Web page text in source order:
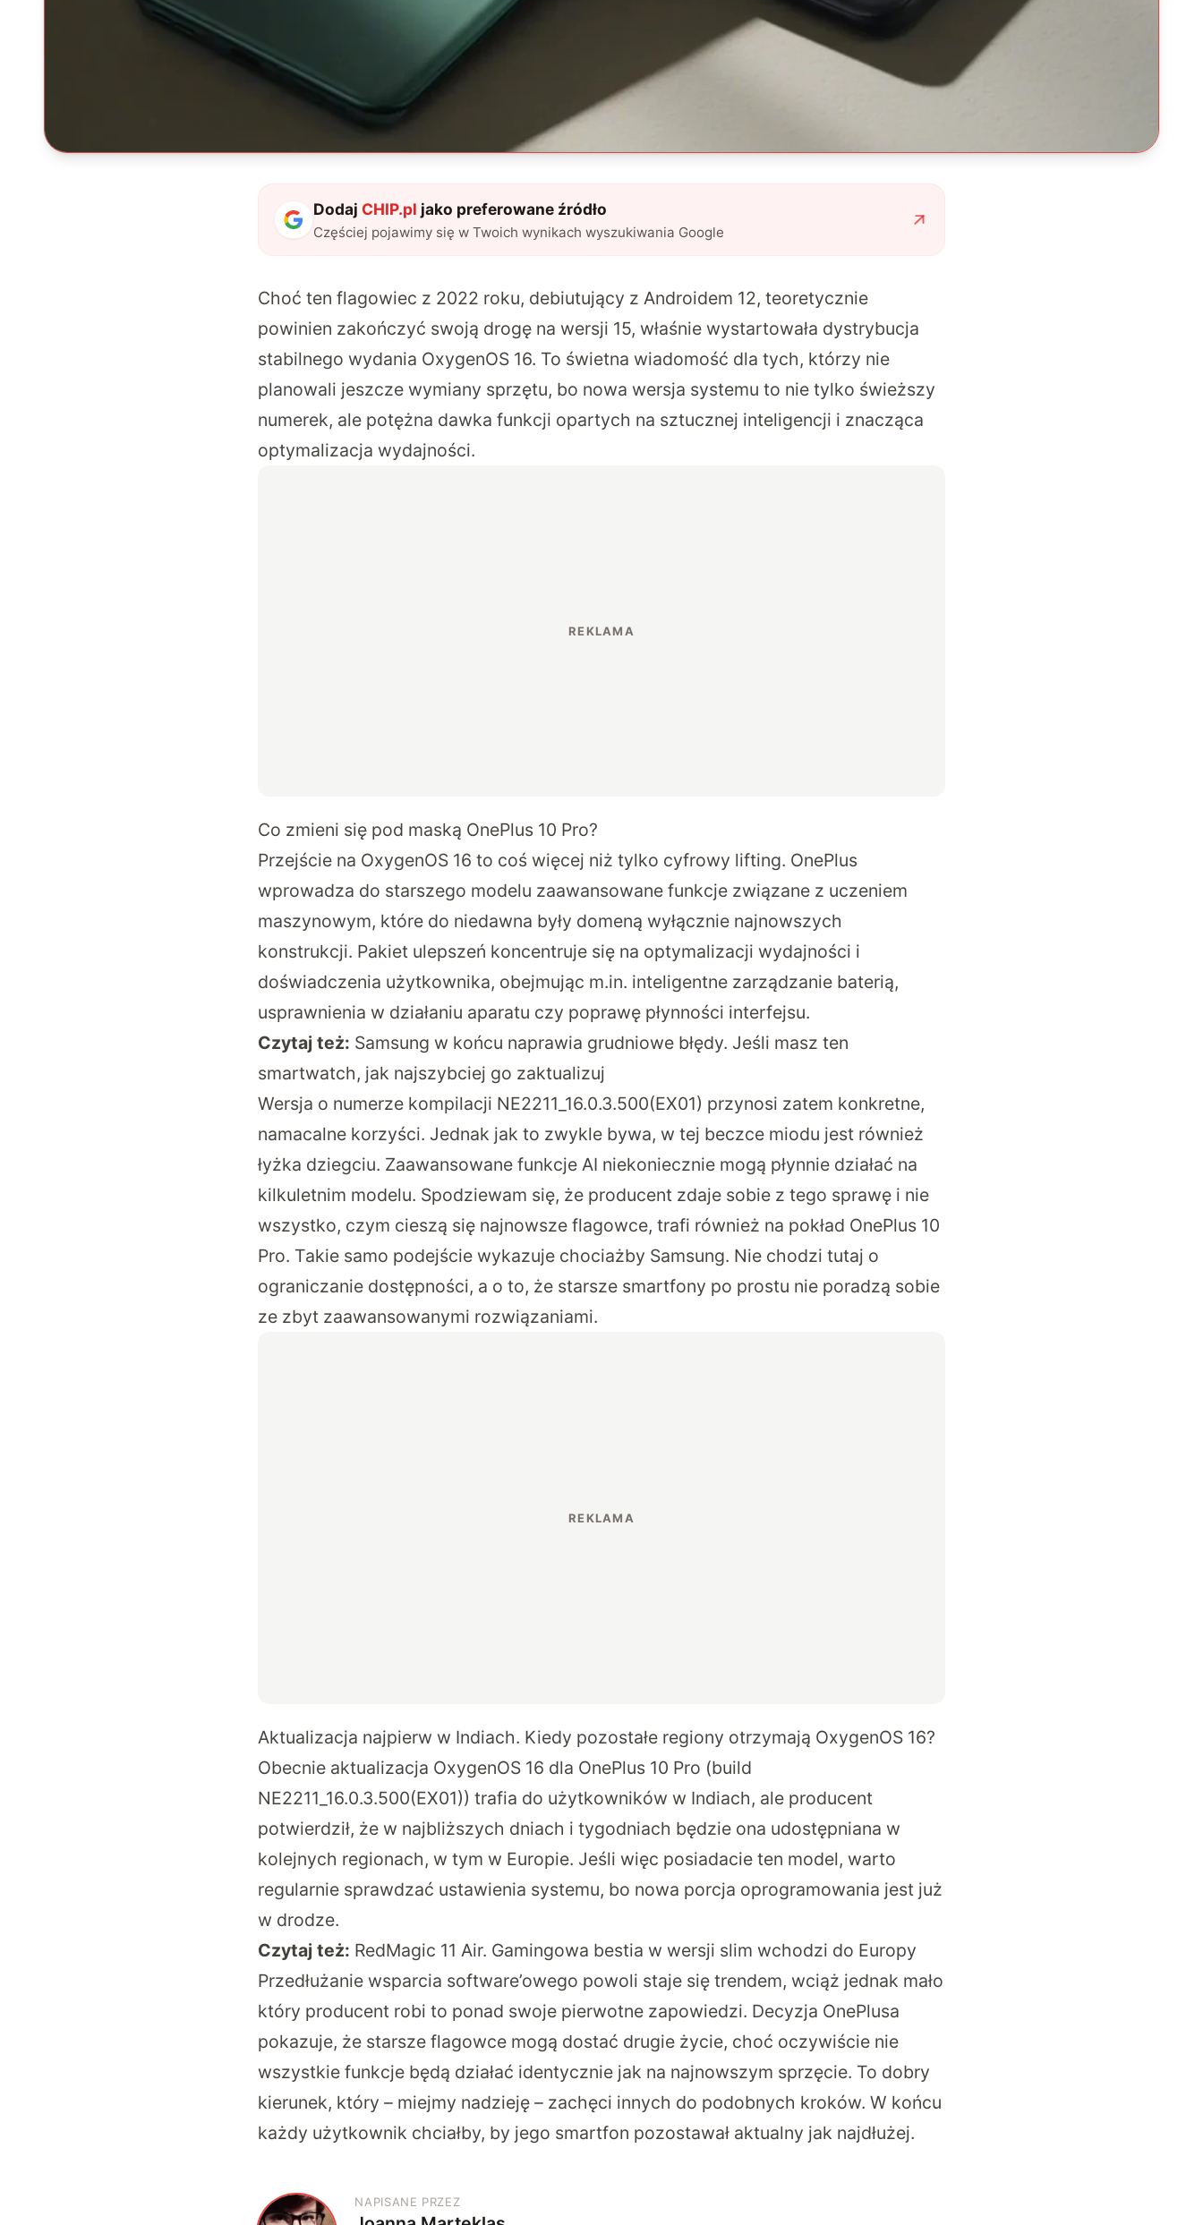
Dodaj CHIP.pl jako preferowane źródło
Częściej pojawimy się w Twoich wynikach wyszukiwania Google
Choć ten flagowiec z 2022 roku, debiutujący z Androidem 12, teoretycznie
powinien zakończyć swoją drogę na wersji 15, właśnie wystartowała dystrybucja
stabilnego wydania OxygenOS 16. To świetna wiadomość dla tych, którzy nie
planowali jeszcze wymiany sprzętu, bo nowa wersja systemu to nie tylko świeższy
numerek, ale potężna dawka funkcji opartych na sztucznej inteligencji i znacząca
optymalizacja wydajności.
Co zmieni się pod maską OnePlus 10 Pro?
Przejście na OxygenOS 16 to coś więcej niż tylko cyfrowy lifting. OnePlus
wprowadza do starszego modelu zaawansowane funkcje związane z uczeniem
maszynowym, które do niedawna były domeną wyłącznie najnowszych
konstrukcji. Pakiet ulepszeń koncentruje się na optymalizacji wydajności i
doświadczenia użytkownika, obejmując m.in. inteligentne zarządzanie baterią,
usprawnienia w działaniu aparatu czy poprawę płynności interfejsu.
Czytaj też: Samsung w końcu naprawia grudniowe błędy. Jeśli masz ten
smartwatch, jak najszybciej go zaktualizuj
Wersja o numerze kompilacji NE2211_16.0.3.500(EX01) przynosi zatem konkretne,
namacalne korzyści. Jednak jak to zwykle bywa, w tej beczce miodu jest również
łyżka dziegciu. Zaawansowane funkcje AI niekoniecznie mogą płynnie działać na
kilkuletnim modelu. Spodziewam się, że producent zdaje sobie z tego sprawę i nie
wszystko, czym cieszą się najnowsze flagowce, trafi również na pokład OnePlus 10
Pro. Takie samo podejście wykazuje chociażby Samsung. Nie chodzi tutaj o
ograniczanie dostępności, a o to, że starsze smartfony po prostu nie poradzą sobie
ze zbyt zaawansowanymi rozwiązaniami.
Aktualizacja najpierw w Indiach. Kiedy pozostałe regiony otrzymają OxygenOS 16?
Obecnie aktualizacja OxygenOS 16 dla OnePlus 10 Pro (build
NE2211_16.0.3.500(EX01)) trafia do użytkowników w Indiach, ale producent
potwierdził, że w najbliższych dniach i tygodniach będzie ona udostępniana w
kolejnych regionach, w tym w Europie. Jeśli więc posiadacie ten model, warto
regularnie sprawdzać ustawienia systemu, bo nowa porcja oprogramowania jest już
w drodze.
Czytaj też: RedMagic 11 Air. Gamingowa bestia w wersji slim wchodzi do Europy
Przedłużanie wsparcia software’owego powoli staje się trendem, wciąż jednak mało
który producent robi to ponad swoje pierwotne zapowiedzi. Decyzja OnePlusa
pokazuje, że starsze flagowce mogą dostać drugie życie, choć oczywiście nie
wszystkie funkcje będą działać identycznie jak na najnowszym sprzęcie. To dobry
kierunek, który – miejmy nadzieję – zachęci innych do podobnych kroków. W końcu
każdy użytkownik chciałby, by jego smartfon pozostawał aktualny jak najdłużej.
NAPISANE PRZEZ